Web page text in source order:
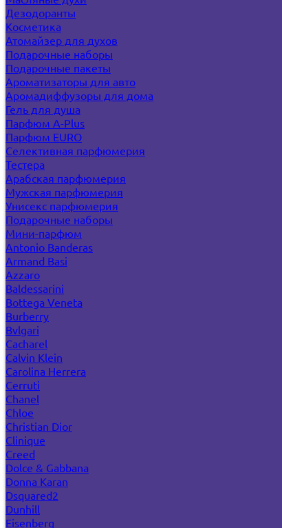
Дезодоранты
Косметика
Атомайзер для духов
Подарочные наборы
Подарочные пакеты
Ароматизаторы для авто
Аромадиффузоры для дома
Гель для душа
Парфюм A-Plus
Парфюм EURO
Селективная парфюмерия
Тестера
Арабская парфюмерия
Мужская парфюмерия
Унисекс парфюмерия
Подарочные наборы
Мини-парфюм
Antonio Banderas
Armand Basi
Azzaro
Baldessarini
Bottega Veneta
Burberry
Bvlgari
Cacharel
Calvin Klein
Carolina Herrera
Cerruti
Chanel
Chloe
Christian Dior
Clinique
Creed
Dolce & Gabbana
Donna Karan
Dsquared2
Dunhill
Eisenberg